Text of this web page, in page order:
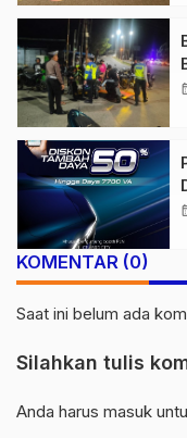
KOMENTAR (0)
Saat ini belum ada
Silahkan tulis
Anda harus masuk